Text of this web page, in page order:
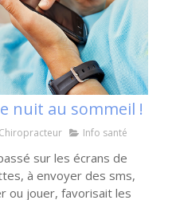
nuit au sommeil !
Info santé
sur les écrans de
à envoyer des sms,
ou jouer, favorisait les